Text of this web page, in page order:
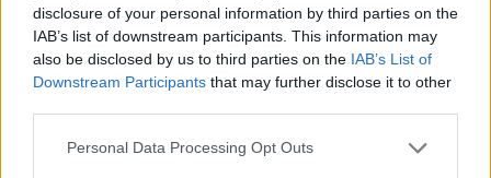
disclosure of your personal information by third parties on the
IAB’s list of downstream participants. This information may
also be disclosed by us to third parties on the IAB’s List of
Downstream Participants that may further disclose it to other
Please note that this website/app uses one or more Google
Personal Data Processing Opt Outs
Μικρή Χαμολιά. Ίσως η ομορφότερη κρυφή παραλία
της Αττικής Up'ο ψηλά.